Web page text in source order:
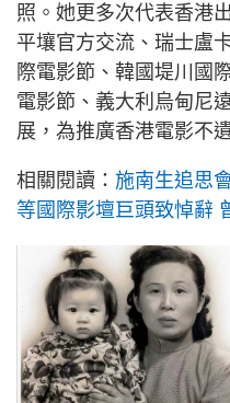
照。她更多次代表香港
平壤官方交流、瑞士盧
際電影節、韓國堤川國
電影節、義大利烏甸尼
展，為推廣香港電影不
相關閱讀： 施南生追思
等國際影壇巨頭致悼辭